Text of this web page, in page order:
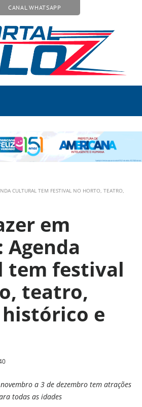
CANAL WHATSAPP
CULTURAL TEM FESTIVAL NO HORTO, TEATRO,
em
Agenda
tem festival
teatro,
e
a 3 de dezembro tem atrações
todas as idades